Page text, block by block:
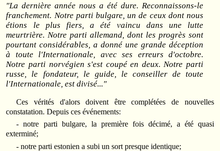
"La dernière année nous a été dure. Reconnaissons-le
franchement. Notre parti bulgare, un de ceux dont nous
étions le plus fiers, a été vaincu dans une lutte
meurtrière. Notre parti allemand, dont les progrès sont
pourtant considérables, a donné une grande déception
à toute l'Internationale, avec ses erreurs d'octobre.
Notre parti norvégien s'est coupé en deux. Notre parti
russe, le fondateur, le guide, le conseiller de toute
l'Internationale, est divisé..."
Ces vérités d'alors doivent être complétées de nouvelles
constatation. Depuis ces événements:
- notre parti bulgare, la première fois décimé, a été quasi
exterminé;
- notre parti estonien a subi un sort presque identique;